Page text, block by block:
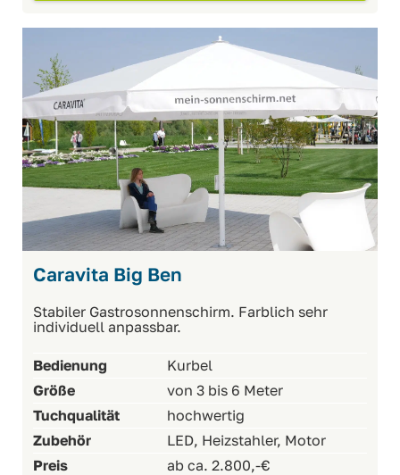
Caravita Big Ben
Stabiler Gastrosonnenschirm. Farblich sehr
individuell anpassbar.
Bedienung
Kurbel
Größe
von 3 bis 6 Meter
Tuchqualität
hochwertig
Zubehör
LED, Heizstahler, Motor
Preis
ab ca. 2.800,-€